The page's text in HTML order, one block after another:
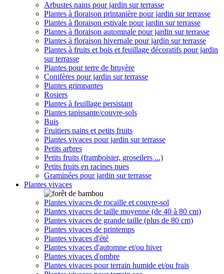
Arbustes nains pour jardin sur terrasse
Plantes à floraison printanière pour jardin sur terrasse
Plantes à floraison estivale pour jardin sur terrasse
Plantes à floraison automnale pour jardin sur terrasse
Plantes à floraison hivernale pour jardin sur terrasse
Plantes à fruits et bois et feuillage décoratifs pour jardin
sur terrasse
Plantes pour terre de bruyère
Conifères pour jardin sur terrasse
Plantes grimpantes
Rosiers
Plantes à feuillage persistant
Plantes tapissante/couvre-sols
Buis
Fruitiers nains et petits fruits
Plantes vivaces pour jardin sur terrasse
Petits arbres
Petits fruits (framboisier, groseilers ...)
Petits fruits en racines nues
Graminées pour jardin sur terrasse
Plantes vivaces
Plantes vivaces de rocaille et couvre-sol
Plantes vivaces de taille moyenne (de 40 à 80 cm)
Plantes vivaces de grande taille (plus de 80 cm)
Plantes vivaces de printemps
Plantes vivaces d'été
Plantes vivaces d'automne et/ou hiver
Plantes vivaces d'ombre
Plantes vivaces pour terrain humide et/ou frais